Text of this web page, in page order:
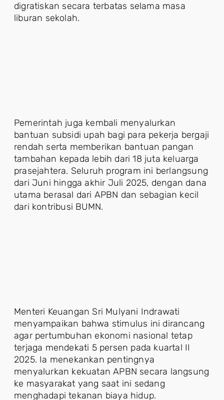
digratiskan secara terbatas selama masa
liburan sekolah.
Pemerintah juga kembali menyalurkan
bantuan subsidi upah bagi para pekerja bergaji
rendah serta memberikan bantuan pangan
tambahan kepada lebih dari 18 juta keluarga
prasejahtera. Seluruh program ini berlangsung
dari Juni hingga akhir Juli 2025, dengan dana
utama berasal dari APBN dan sebagian kecil
dari kontribusi BUMN.
Menteri Keuangan Sri Mulyani Indrawati
menyampaikan bahwa stimulus ini dirancang
agar pertumbuhan ekonomi nasional tetap
terjaga mendekati 5 persen pada kuartal II
2025. Ia menekankan pentingnya
menyalurkan kekuatan APBN secara langsung
ke masyarakat yang saat ini sedang
menghadapi tekanan biaya hidup.